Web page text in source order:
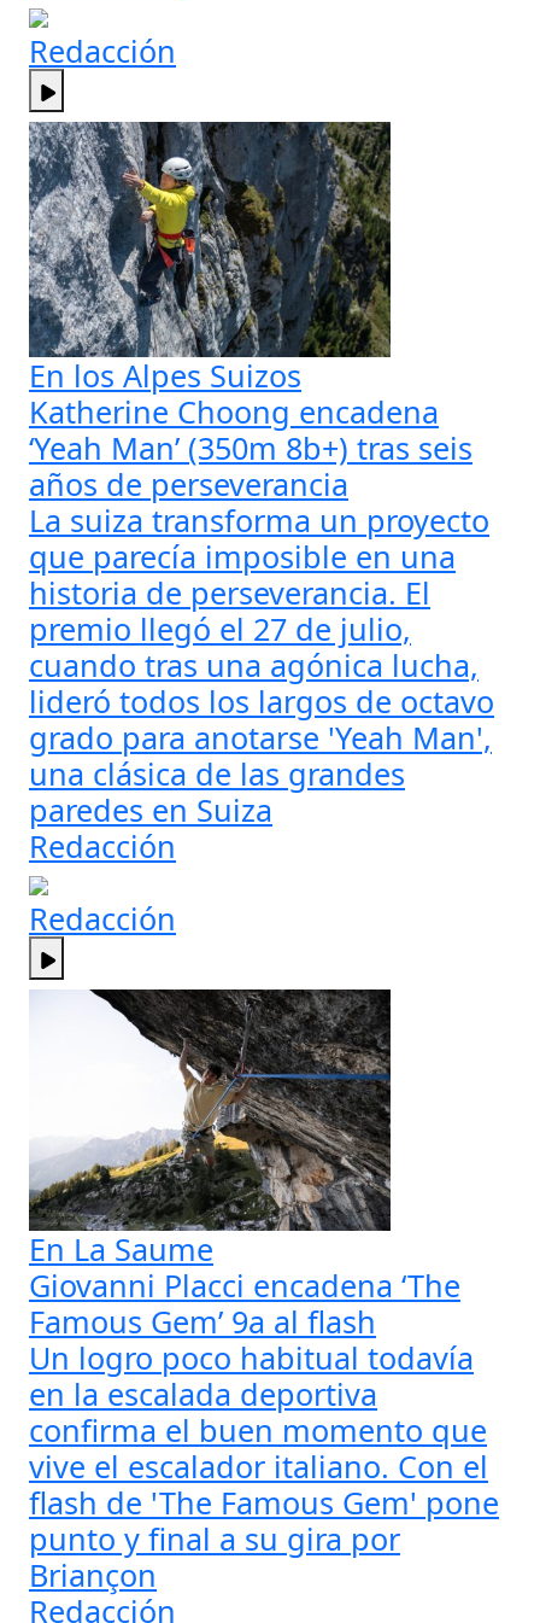
Redacción
En los Alpes Suizos
Katherine Choong encadena
‘Yeah Man’ (350m 8b+) tras seis
años de perseverancia
La suiza transforma un proyecto
que parecía imposible en una
historia de perseverancia. El
premio llegó el 27 de julio,
cuando tras una agónica lucha,
lideró todos los largos de octavo
grado para anotarse 'Yeah Man',
una clásica de las grandes
paredes en Suiza
Redacción
Redacción
En La Saume
Giovanni Placci encadena ‘The
Famous Gem’ 9a al flash
Un logro poco habitual todavía
en la escalada deportiva
confirma el buen momento que
vive el escalador italiano. Con el
flash de 'The Famous Gem' pone
punto y final a su gira por
Briançon
Redacción